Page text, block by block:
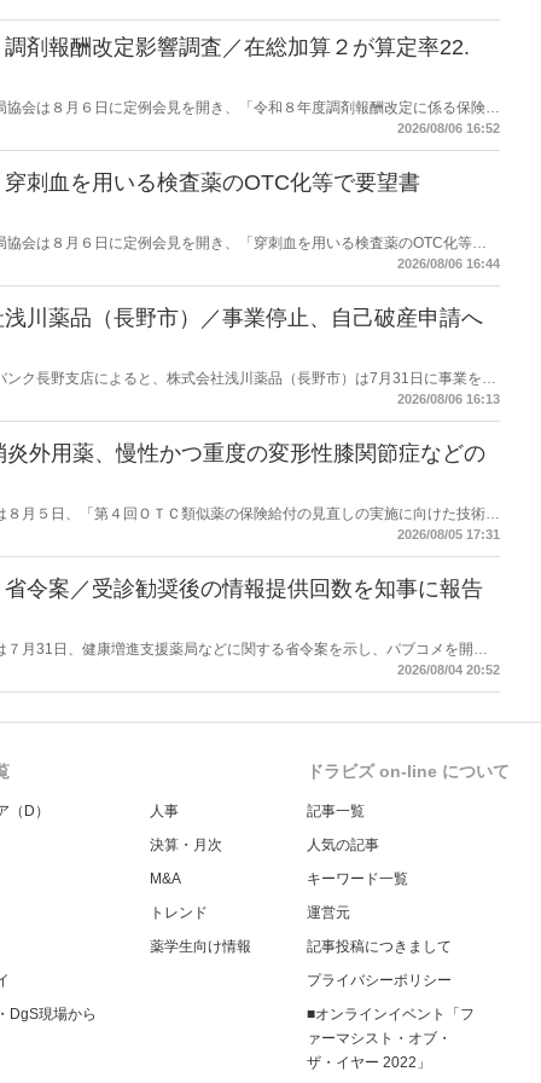
剤報酬改定影響調査／在総加算２が算定率22.
会は８月６日に定例会見を開き、「令和８年度調剤報酬改定に係る保険薬
。在宅分野では、在宅薬学総合体制加算2の算定率が22.1％から3.3％へ大
2026/08/06 16:52
刺血を用いる検査薬のOTC化等で要望書
会は８月６日に定例会見を開き、「穿刺血を用いる検査薬のOTC化等に
2026/08/06 16:44
川薬品（長野市）／事業停止、自己破産申請へ
ク長野支店によると、株式会社浅川薬品（長野市）は7月31日に事業を停
2026/08/06 16:13
外用薬、慢性かつ重度の変形性膝関節症などの
月５日、「第４回ＯＴＣ類似薬の保険給付の見直しの実施に向けた技術的
（案）」を提示し了承した。今後、社会保障審議会医療保険部会等に報告
2026/08/05 17:31
令案／受診勧奨後の情報提供回数を知事に報告
月31日、健康増進支援薬局などに関する省令案を示し、パブコメを開始
医療機関や連携機関に対して、利用者の相談内容や薬剤及び医薬品に関す
2026/08/04 20:52
（D）
DgS現場から
人事
決算・月次
M&A
トレンド
薬学生向け情報
ドラビズ on-line について
記事一覧
人気の記事
キーワード一覧
運営元
記事投稿につきまして
プライバシーポリシー
■オンラインイベント「フ
ァーマシスト・オブ・
ザ・イヤー 2022」